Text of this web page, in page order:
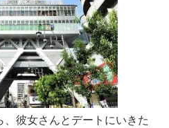
彼女さんとデートにいきた